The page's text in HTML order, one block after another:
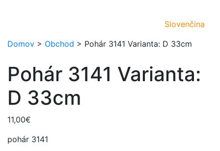
Slovenčina
Domov > Obchod > Pohár 3141 Varianta: D 33cm
Pohár 3141 Varianta:
D 33cm
11,00€
pohár 3141